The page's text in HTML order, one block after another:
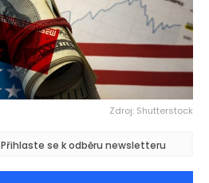
Zdroj: Shutterstock
Přihlaste se k odběru newsletteru